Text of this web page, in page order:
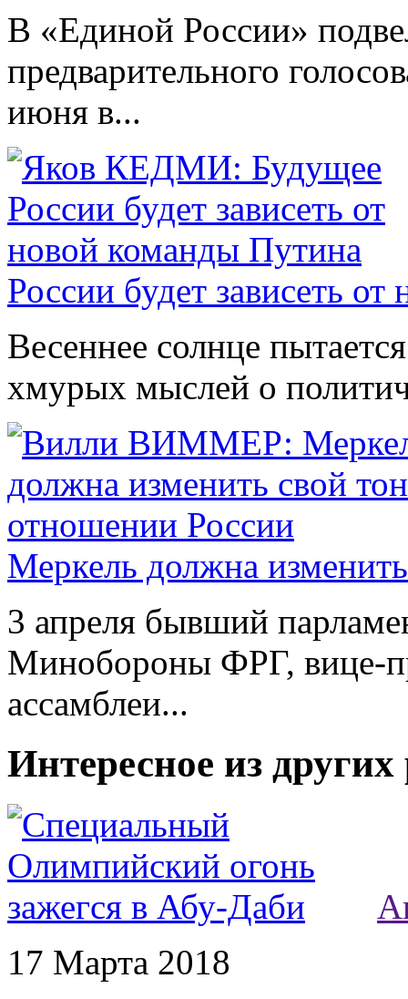
В «Единой России»
предварительного
июня в...
России будет зависеть
Весеннее солнце
хмурых мыслей о
Меркель должна
3 апреля бывший
Минобороны ФРГ, вице-
ассамблеи...
Интересное из
17 Марта 2018